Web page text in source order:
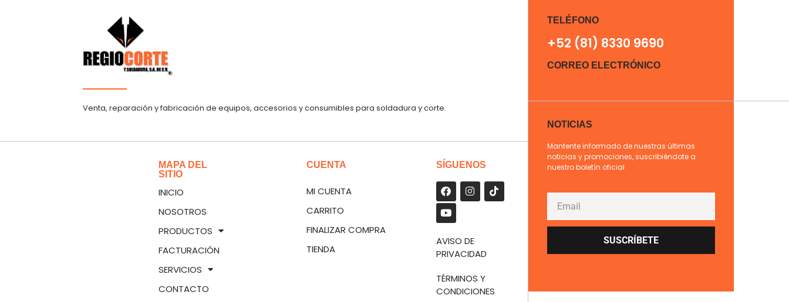
Venta, reparación y fabricación de equipos, accesorios y consumibles para soldadura y corte.
MAPA DEL
SITIO
INICIO
NOSOTROS
PRODUCTOS
FACTURACIÓN
SERVICIOS
CONTACTO
CUENTA
MI CUENTA
CARRITO
FINALIZAR COMPRA
TIENDA
SÍGUENOS
AVISO DE
PRIVACIDAD
TÉRMINOS Y
CONDICIONES
TELÉFONO
+52 (81) 8330 9690
CORREO ELECTRÓNICO
NOTICIAS
Mantente informado de nuestras últimas
noticias y promociones, suscribiéndote a
nuestro boletín oficial
SUSCRÍBETE